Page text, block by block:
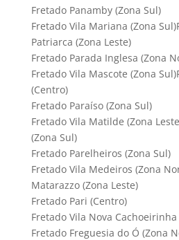
Fretado Panamby (Zona Sul)
Fretado Vila Mariana (Zona
Patriarca (Zona Leste)
Fretado Parada Inglesa (Zona
Fretado Vila Mascote (Zona
(Centro)
Fretado Paraíso (Zona Sul)
Fretado Vila Matilde (Zona
(Zona Sul)
Fretado Parelheiros (Zona Sul)
Fretado Vila Medeiros (Zona
Matarazzo (Zona Leste)
Fretado Pari (Centro)
Fretado Vila Nova
Fretado Freguesia do Ó (Zona